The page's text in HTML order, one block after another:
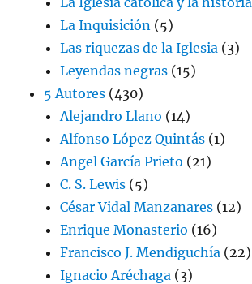
La Inquisición (5)
Las riquezas de la Iglesia (3)
Leyendas negras (15)
5 Autores (430)
Alejandro Llano (14)
Alfonso López Quintás (1)
Angel García Prieto (21)
C. S. Lewis (5)
César Vidal Manzanares (12)
Enrique Monasterio (16)
Francisco J. Mendiguchía (22)
Ignacio Aréchaga (3)